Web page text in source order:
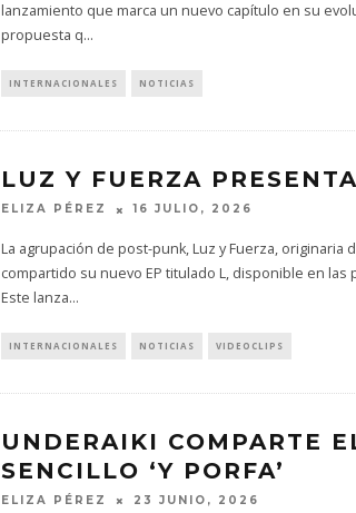
lanzamiento que marca un nuevo capítulo en su
propuesta q...
INTERNACIONALES NOTICIAS
LUZ Y FUERZA
ELIZA PÉREZ 16 JULIO, 2026
La agrupación de post-punk, Luz y Fuerza, originaria
compartido su nuevo EP titulado L, disponible en las
Este lanza...
INTERNACIONALES NOTICIAS VIDEOCLIPS
UNDERAIKI COMPARTE
SENCILLO ‘Y PORFA’
ELIZA PÉREZ 23 JUNIO, 2026